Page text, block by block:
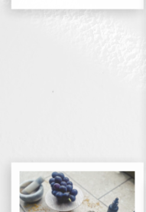
かりやすく回答します。